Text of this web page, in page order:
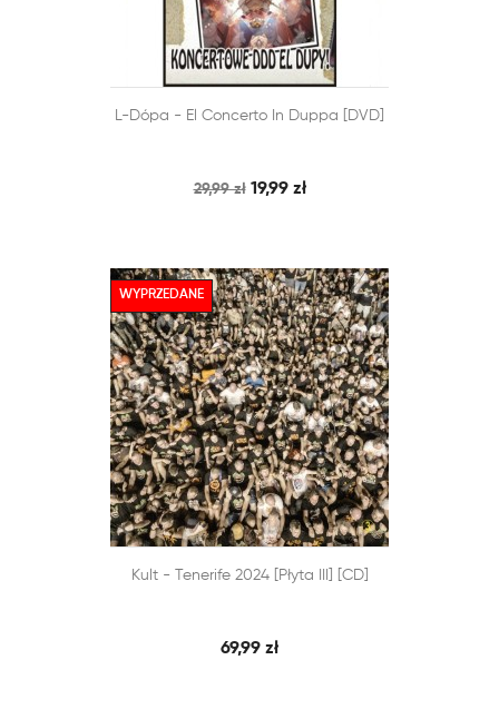
DODAJ DO KOSZYKA
 SZYBKI PODGLĄD
L-Dópa - El Concerto In Duppa [DVD]
29,99 zł 19,99 zł
DODAJ DO KOSZYKA
SZYBKI PODGLĄD
Kult - Tenerife 2024 [Płyta III] [CD]
69,99 zł
WYPRZEDANE